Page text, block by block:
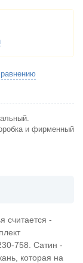
.
и фирменный
считается -
758. Сатин -
которая на